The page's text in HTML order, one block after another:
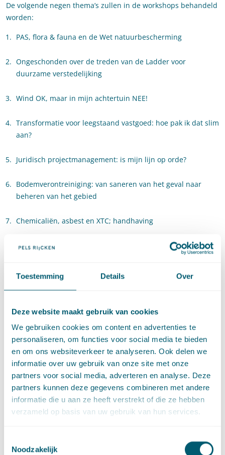
Toestemming Details Over
Deze website maakt gebruik van cookies
We gebruiken cookies om content en advertenties te
personaliseren, om functies voor social media te bieden
en om ons websiteverkeer te analyseren. Ook delen we
informatie over uw gebruik van onze site met onze
partners voor social media, adverteren en analyse. Deze
partners kunnen deze gegevens combineren met andere
informatie die u aan ze heeft verstrekt of die ze hebben
verzameld op basis van uw gebruik van hun services.
Noodzakelijk
De volgende negen thema’s zullen in de workshops behandeld
worden:
PAS, flora & fauna en de Wet natuurbescherming
Ongeschonden over de treden van de Ladder voor
duurzame verstedelijking
Wind OK, maar in mijn achtertuin NEE!
Transformatie voor leegstaand vastgoed: hoe pak ik dat slim
aan?
Juridisch projectmanagement: is mijn lijn op orde?
Bodemverontreiniging: van saneren van het geval naar
beheren van het gebied
Chemicaliën, asbest en XTC; handhaving
Onteigenen onder de Omgevingswet
De middag wordt afgesloten met een paneldiscussie over de
hun licht laten schijnen over prikkelende stellingen.
Deel dit artikel viaLinkedInene-mail
Social tags
Schade· #Wabo
Contact